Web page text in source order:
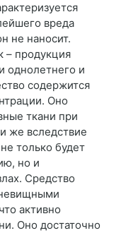
вреда
не наносит.
– продукция
однолетнего и
содержится
Оно
ткани при
же вследствие
только будет
но и
Средство
активно
Оно достаточно